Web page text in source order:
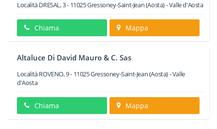
Località DRESAL, 3- 11025Gressoney-Saint-Jean(Aosta) -Valle d'Aosta
Chiama Mappa
Altaluce Di David Mauro & C. Sas
Località ROVENO, 9- 11025Gressoney-Saint-Jean(Aosta) -Valle
d'Aosta
Chiama Mappa